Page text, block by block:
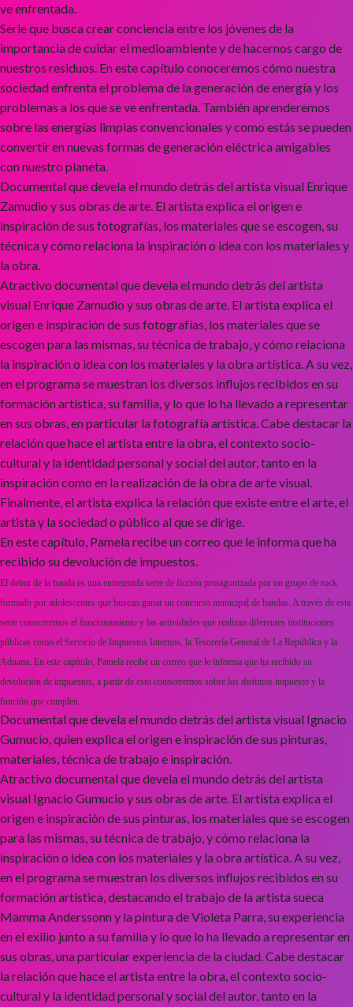
ve enfrentada.
Serie que busca crear conciencia entre los jóvenes de la
importancia de cuidar el medioambiente y de hacernos cargo de
nuestros residuos. En este capítulo conoceremos cómo nuestra
sociedad enfrenta el problema de la generación de energía y los
problemas a los que se ve enfrentada. También aprenderemos
sobre las energías limpias convencionales y como estás se pueden
convertir en nuevas formas de generación eléctrica amigables
con nuestro planeta.
Documental que devela el mundo detrás del artista visual Enrique
Zamudio y sus obras de arte. El artista explica el origen e
inspiración de sus fotografías, los materiales que se escogen, su
técnica y cómo relaciona la inspiración o idea con los materiales y
la obra.
Atractivo documental que devela el mundo detrás del artista
visual Enrique Zamudio y sus obras de arte. El artista explica el
origen e inspiración de sus fotografías, los materiales que se
escogen para las mismas, su técnica de trabajo, y cómo relaciona
la inspiración o idea con los materiales y la obra artística. A su vez,
en el programa se muestran los diversos influjos recibidos en su
formación artística, su familia, y lo que lo ha llevado a representar
en sus obras, en particular la fotografía artística. Cabe destacar la
relación que hace el artista entre la obra, el contexto socio-
cultural y la identidad personal y social del autor, tanto en la
inspiración como en la realización de la obra de arte visual.
Finalmente, el artista explica la relación que existe entre el arte, el
artista y la sociedad o público al que se dirige.
En este capítulo, Pamela recibe un correo que le informa que ha
recibido su devolución de impuestos.
El debut de la banda es una entretenida serie de ficción protagonizada por un grupo de rock
formado por adolescentes que buscan ganar un concurso municipal de bandas. A través de esta
serie conoceremos el funcionamiento y las actividades que realizan diferentes instituciones
públicas como el Servicio de Impuestos Internos, la Tesorería General de La República y la
Aduana. En este capítulo, Pamela recibe un correo que le informa que ha recibido su
devolución de impuestos, a partir de esto conoceremos sobre los distintos impuesto y la
función que cumplen.
Documental que devela el mundo detrás del artista visual Ignacio
Gumucio, quien explica el origen e inspiración de sus pinturas,
materiales, técnica de trabajo e inspiración.
Atractivo documental que devela el mundo detrás del artista
visual Ignacio Gumucio y sus obras de arte. El artista explica el
origen e inspiración de sus pinturas, los materiales que se escogen
para las mismas, su técnica de trabajo, y cómo relaciona la
inspiración o idea con los materiales y la obra artística. A su vez,
en el programa se muestran los diversos influjos recibidos en su
formación artística, destacando el trabajo de la artista sueca
Mamma Anderssonn y la pintura de Violeta Parra, su experiencia
en el exilio junto a su familia y lo que lo ha llevado a representar en
sus obras, una particular experiencia de la ciudad. Cabe destacar
la relación que hace el artista entre la obra, el contexto socio-
cultural y la identidad personal y social del autor, tanto en la